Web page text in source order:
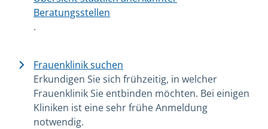
Beratungsstellen
.
Frauenklinik suchen
Erkundigen Sie sich frühzeitig, in welcher
Frauenklinik Sie entbinden möchten. Bei einigen
Kliniken ist eine sehr frühe Anmeldung
notwendig.